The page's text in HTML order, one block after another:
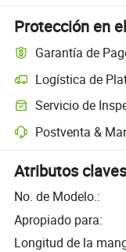
Protección en
Garantía de
Logística de
Servicio de
Postventa &
Atributos
No. de Modelo.:
Apropiado para:
Longitud de la